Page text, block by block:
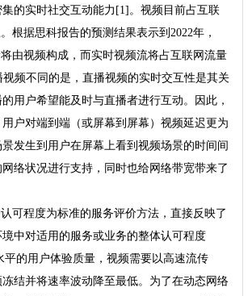
的实时社交互动能力[1]。视频目前占互联
根据思科报告的预测结果表示到2022年，
由视频构成，而实时视频流将占互联网流量
视频不同的是，直播视频的实时交互性是其关
用户希望能及时与直播者进行互动。因此，
户对端到端（或屏幕到屏幕）视频延迟更为
发生到用户在屏幕上看到视频场景的时间间
络状况进行支持，同时也给网络带宽带来了
可程度为标准的服务评价方法，直接反映了
中对适用的服务或业务的整体认可程度
平的用户体验质量，视频需要以高速流传
结并将速率波动降至最低。为了在动态网络